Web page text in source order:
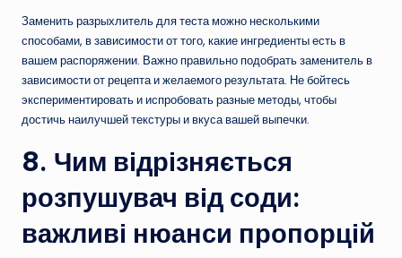
Заменить разрыхлитель для теста можно несколькими
способами, в зависимости от того, какие ингредиенты есть в
вашем распоряжении. Важно правильно подобрать заменитель в
зависимости от рецепта и желаемого результата. Не бойтесь
экспериментировать и испробовать разные методы, чтобы
достичь наилучшей текстуры и вкуса вашей выпечки.
8. Чим відрізняється
розпушувач від соди:
важливі нюанси пропорцій